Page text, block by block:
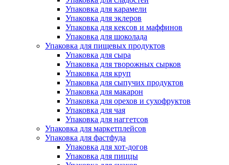
Упаковка для карамели
Упаковка для эклеров
Упаковка для кексов и маффинов
Упаковка для шоколада
Упаковка для пищевых продуктов
Упаковка для сыра
Упаковка для творожных сырков
Упаковка для круп
Упаковка для сыпучих продуктов
Упаковка для макарон
Упаковка для орехов и сухофруктов
Упаковка для чая
Упаковка для наггетсов
Упаковка для маркетплейсов
Упаковка для фастфуда
Упаковка для хот-догов
Упаковка для пиццы